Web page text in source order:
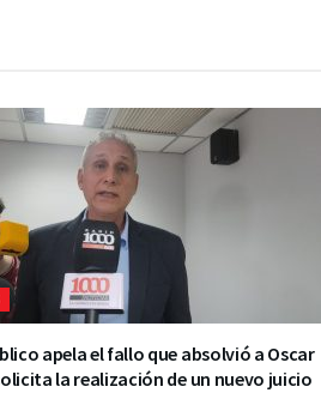
apela el fallo que absolvió a Oscar
la realización de un nuevo juicio